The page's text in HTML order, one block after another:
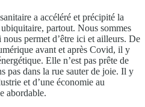
a accéléré et précipité la
partout. Nous sommes
permet d’être ici et ailleurs. De
avant et après Covid, il y
Elle n’est pas prête de
pas dans la rue sauter de joie. Il y
et d’une économie au
abordable.